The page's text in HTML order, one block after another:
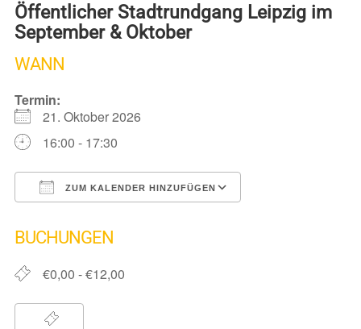
Öffentlicher Stadtrundgang Leipzig im
September & Oktober
WANN
Termin:
21. Oktober 2026
16:00 - 17:30
ZUM KALENDER HINZUFÜGEN
BUCHUNGEN
€0,00 - €12,00